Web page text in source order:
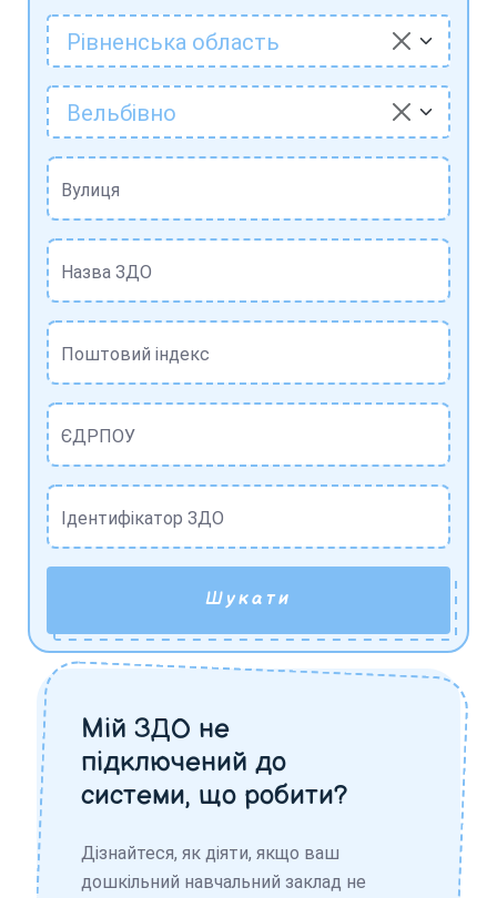
Рівненська область
Вельбівно
Вулиця
Назва ЗДО
Поштовий індекс
ЄДРПОУ
Ідентифікатор ЗДО
Шукати
Мій ЗДО не
підключений до
системи, що робити?
Дізнайтеся, як діяти, якщо ваш
дошкільний навчальний заклад не